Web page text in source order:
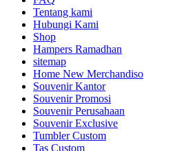
Tentang kami
Hubungi Kami
Shop
Hampers Ramadhan
sitemap
Home New Merchandiso
Souvenir Kantor
Souvenir Promosi
Souvenir Perusahaan
Souvenir Exclusive
Tumbler Custom
Tas Custom